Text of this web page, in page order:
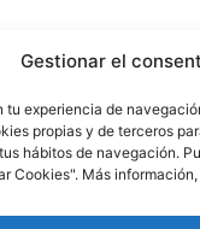
Gestionar el
experiencia de
propias y de terceros
hábitos de navegación.
Cookies". Más